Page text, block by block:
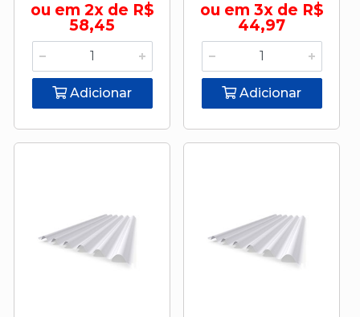
ou em 2x de R$
58,45
Adicionar
ou em 3x de R$
44,97
Adicionar